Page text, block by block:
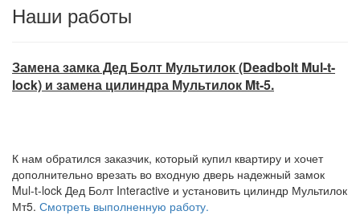
Наши работы
Замена замка Дед Болт Мультилок (Deadbolt Mul-t-
lock) и замена цилиндра Мультилок Mt-5.
К нам обратился заказчик, который купил квартиру и хочет
дополнительно врезать во входную дверь надежный замок
Mul-t-lock Дед Болт Interactive и установить цилиндр Мультилок
Мт5. Смотреть выполненную работу.